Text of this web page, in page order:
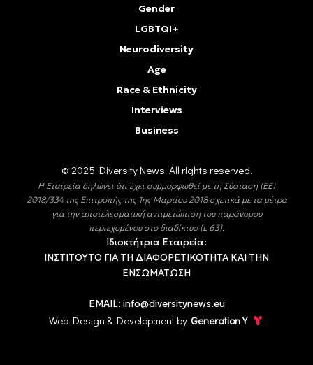
Gender
LGBTQI+
Neurodiversity
Age
Race & Ethnicity
Interviews
Business
© 2025 Diversity Νews. All rights reserved.
Η Εταιρεία δηλώνει ότι έχει συμμορφωθεί με τη Σύσταση (ΕΕ)
2018/334 της Επιτροπής της 1ης Μαρτίου 2018 σχετικά με τα μέτρα
για την αποτελεσματική αντιμετώπιση του παράνομου
περιεχομένου στο διαδίκτυο (L 63).
Ιδιοκτήτρια Εταιρεία:
ΙΝΣΤΙΤΟΥΤΟ ΓΙΑ ΤΗ ΔΙΑΦΟΡΕΤΙΚΟΤΗΤΑ ΚΑΙ ΤΗΝ
ΕΝΣΩΜΑΤΩΣΗ
EMAIL: info@diversitynews.eu
Web Design & Development by Generation Y